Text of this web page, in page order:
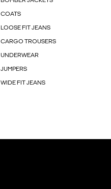
COATS
LOOSE FIT JEANS
CARGO TROUSERS
UNDERWEAR
JUMPERS
WIDE FIT JEANS